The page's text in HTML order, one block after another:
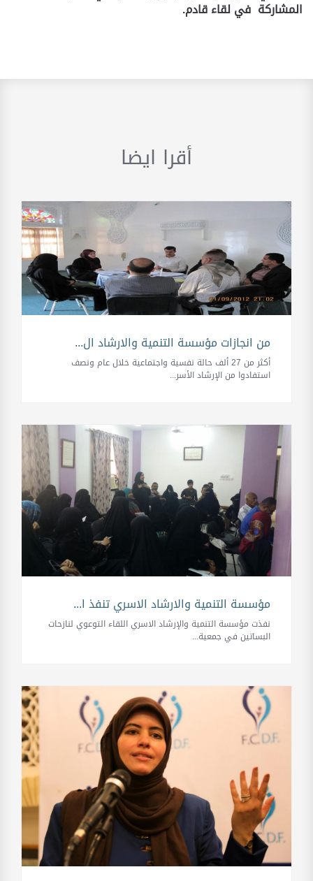
المشاركة في لقاء قادم.
أقرا ايضا
من انجازات مؤسسة التنمية والارشاد ال...
أكثر من 27 ألف حالة نفسية واجتماعية خلال عام ونصف
استفادوا من الإرشاد الأسر...
مؤسسة التنمية والارشاد الاسري تنفذ ا...
نفذت مؤسسة التنمية والإرشاد الاسري اللقاء التوعوي لنازحات
البساتين في جمعية...